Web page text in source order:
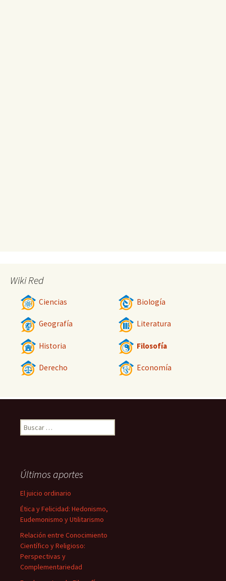
Wiki Red
Ciencias Biología
Geografía Literatura
Historia Filosofía
Derecho Economía
Buscar:
Últimos aportes
El juicio ordinario
Ética y Felicidad: Hedonismo,
Eudemonismo y Utilitarismo
Relación entre Conocimiento
Científico y Religioso:
Perspectivas y
Complementariedad